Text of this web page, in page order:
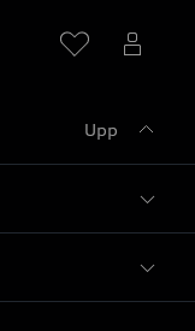
Upp